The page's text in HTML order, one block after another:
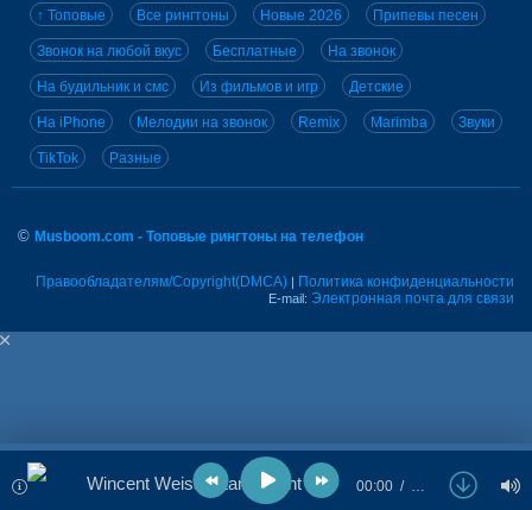
↑ Топовые Все рингтоны Новые 2026 Припевы песен
Звонок на любой вкус Бесплатные На звонок
На будильник и смс Из фильмов и игр Детские
На iPhone Мелодии на звонок Remix Marimba Звуки
TikTok Разные
© Musboom.com - Топовые рингтоны на телефон
Правообладателям/Copyright(DMCA) | Политика конфиденциальности
E-mail: Электронная почта для связи
Wincent Weiss - Lang Nicht Hier 00:00 …